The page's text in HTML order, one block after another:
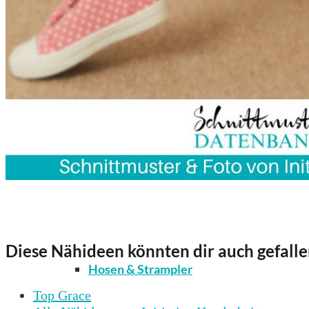
Kleidung
Bodys / Unterwäsche / Weiteres
Hosen & Strampler
Diese Nähideen könnten dir auch
Top Grace